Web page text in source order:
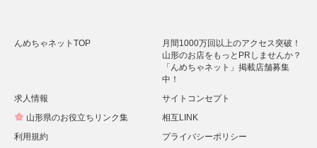
んめちゃネットTOP
月間1000万回以上のアクセス突破！
山形のお店をもっとPRしませんか？
「んめちゃネット」掲載店舗募集
中！
求人情報
サイトコンセプト
山形県のお役立ちリンク集
相互LINK
利用規約
プライバシーポリシー